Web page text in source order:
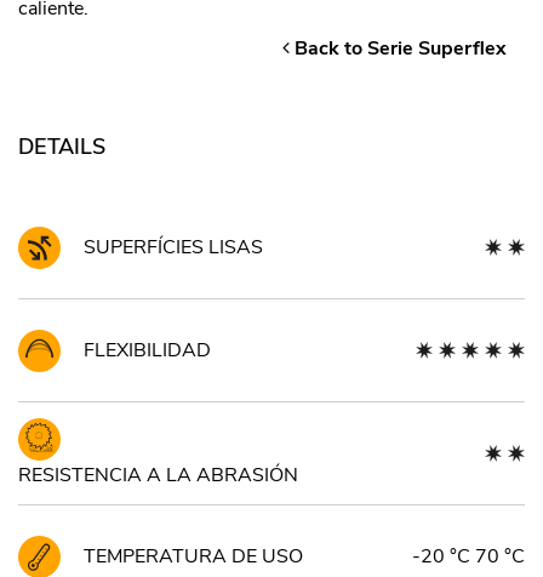
caliente.
Back to Serie Superflex
DETAILS
SUPERFÍCIES LISAS
FLEXIBILIDAD
RESISTENCIA A LA ABRASIÓN
TEMPERATURA DE USO -20 °C 70 °C